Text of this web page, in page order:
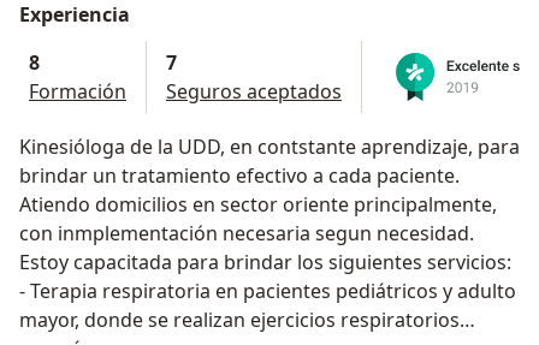
Experiencia
8
Formación
7
Seguros aceptados
Kinesióloga de la UDD, en contstante aprendizaje, para
brindar un tratamiento efectivo a cada paciente.
Atiendo domicilios en sector oriente principalmente,
con inmplementación necesaria segun necesidad.
Estoy capacitada para brindar los siguientes servicios:
- Terapia respiratoria en pacientes pediátricos y adulto
mayor, donde se realizan ejercicios respiratorios